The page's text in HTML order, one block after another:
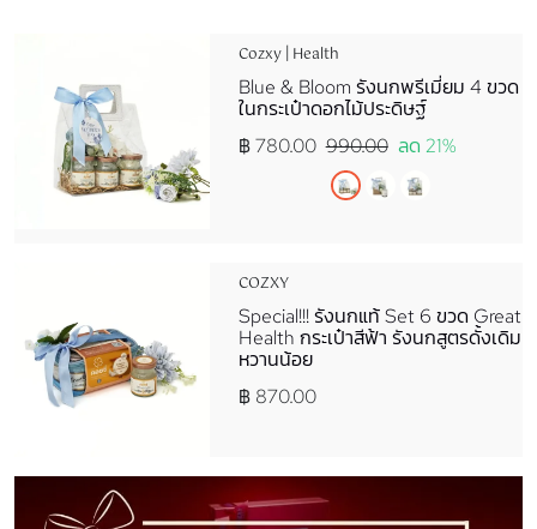
Cozxy | Health
Blue & Bloom รังนกพรีเมี่ยม 4 ขวด
ในกระเป๋าดอกไม้ประดิษฐ์
฿ 780.00 990.00 ลด 21%
COZXY
Special!!! รังนกแท้ Set 6 ขวด Great
Health กระเป๋าสีฟ้า รังนกสูตรดั้งเดิม
หวานน้อย
฿ 870.00